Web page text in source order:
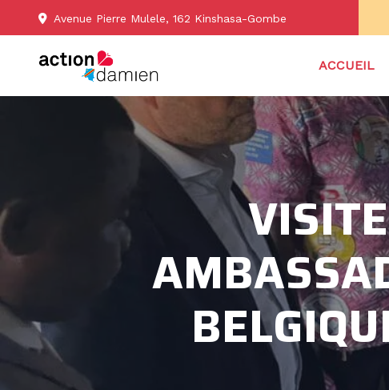
Avenue Pierre Mulele, 162 Kinshasa-Gombe
ACCUEIL